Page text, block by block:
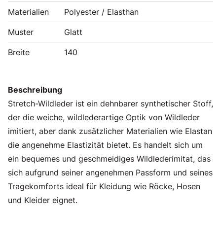
Materialien Polyester / Elasthan
Muster Glatt
Breite 140
Beschreibung
Stretch-Wildleder ist ein dehnbarer synthetischer Stoff,
der die weiche, wildlederartige Optik von Wildleder
imitiert, aber dank zusätzlicher Materialien wie Elastan
die angenehme Elastizität bietet. Es handelt sich um
ein bequemes und geschmeidiges Wildlederimitat, das
sich aufgrund seiner angenehmen Passform und seines
Tragekomforts ideal für Kleidung wie Röcke, Hosen
und Kleider eignet.